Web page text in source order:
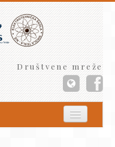
Društvene mreže